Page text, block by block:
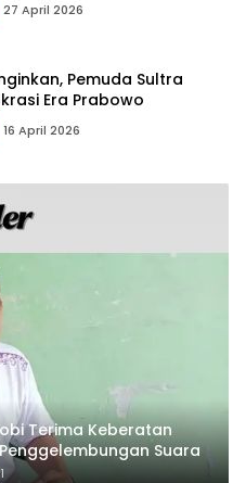
27 April 2026
Pemuda Sultra
Era Prabowo
16 April 2026
Terima Keberatan
Suara